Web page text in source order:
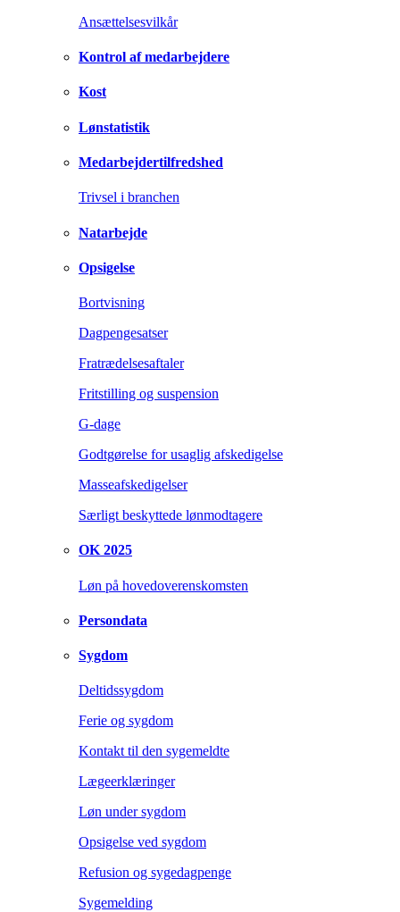
Ansættelsesvilkår
Kontrol af medarbejdere
Kost
Lønstatistik
Medarbejdertilfredshed
Trivsel i branchen
Natarbejde
Opsigelse
Bortvisning
Dagpengesatser
Fratrædelsesaftaler
Fritstilling og suspension
G-dage
Godtgørelse for usaglig afskedigelse
Masseafskedigelser
Særligt beskyttede lønmodtagere
OK 2025
Løn på hovedoverenskomsten
Persondata
Sygdom
Deltidssygdom
Ferie og sygdom
Kontakt til den sygemeldte
Lægeerklæringer
Løn under sygdom
Opsigelse ved sygdom
Refusion og sygedagpenge
Sygemelding